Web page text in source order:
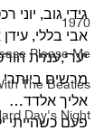
1970
Please Me
The Beatles
Day's Night
גידי גוב, יוני
אבי בללי,
יערי,עמית
מרשים ביותר!
אליך אלדד…
פעם כשהייתי